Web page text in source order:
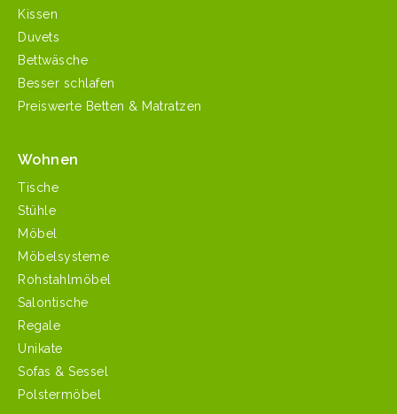
Kissen
Duvets
Bettwäsche
Besser schlafen
Preiswerte Betten & Matratzen
Wohnen
Tische
Stühle
Möbel
Möbelsysteme
Rohstahlmöbel
Salontische
Regale
Unikate
Sofas & Sessel
Polstermöbel